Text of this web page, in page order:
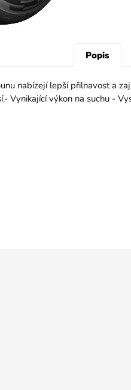
Popis
nabízejí lepší přilnavost a
Vynikající výkon na suchu -